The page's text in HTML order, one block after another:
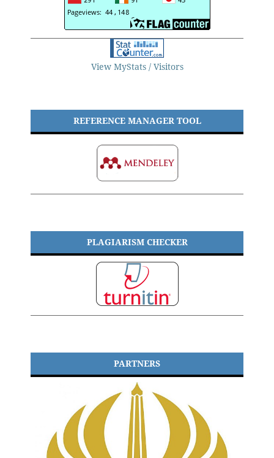
View MyStats / Visitors
REFERENCE MANAGER TOOL
PLAGIARISM CHECKER
PARTNERS